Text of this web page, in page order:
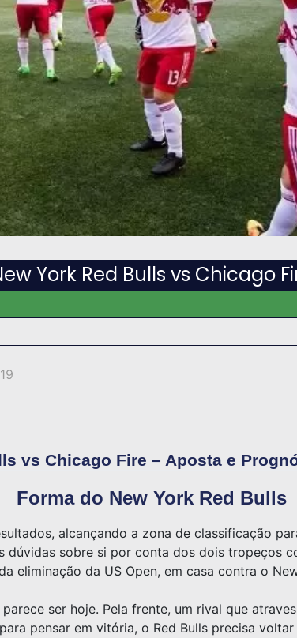
York Red Bulls vs Chicago
vs Chicago Fire – Aposta e
Forma do New York Red Bulls
alcançando a zona de classificação
dúvidas sobre si por conta dos dois tropeços
eliminação da US Open, em casa contra o
ser hoje. Pela frente, um rival que
pensar em vitória, o Red Bulls precisa